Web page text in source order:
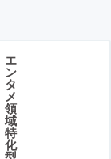
エ
ン
タ
メ
領
域
特
化